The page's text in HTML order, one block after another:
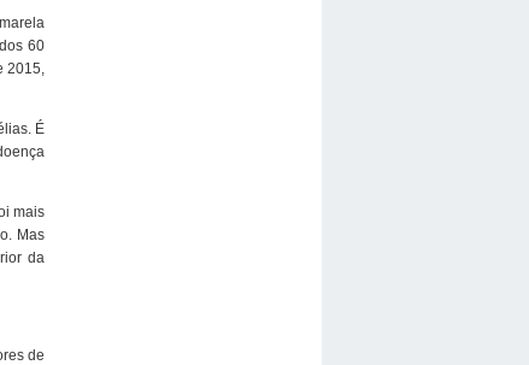
60
É
mais
Mas
da
de